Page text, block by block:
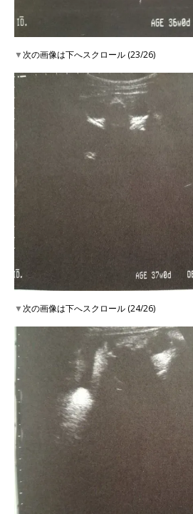
▼次の画像は下へスクロール (23/26)
▼次の画像は下へスクロール (24/26)